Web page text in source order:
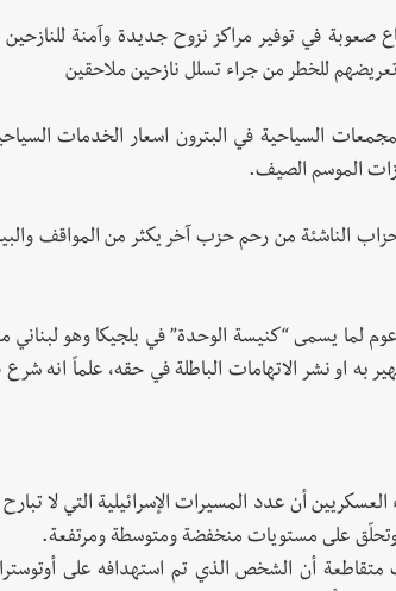
صعوبة في توفير مراكز نزوح جديدة وآمنة
للخطر من جراء تسلل نازحين ملاحقين
السياحية في البترون اسعار الخدمات
الموسم الصيف.
الناشئة من رحم حزب آخر يكثر من المواقف
لما يسمى “كنيسة الوحدة” في بلجيكا وهو
به او نشر الاتهامات الباطلة في حقه، علماً انه
العسكريين أن عدد المسيرات الإسرائيلية التي لا
وتحلّق على مستويات منخفضة ومتوسطة ومرتفعة.
أن الشخص الذي تم استهدافه على